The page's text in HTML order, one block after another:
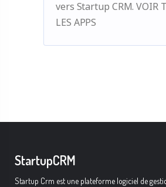
vers Startup CRM. VOIR
LES APPS
StartupCRM
Startup Crm est une plateforme logiciel de